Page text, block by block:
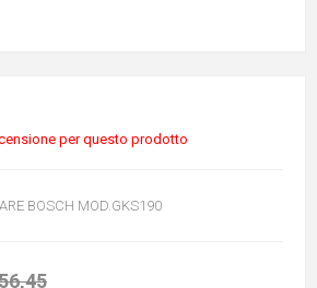
per questo prodotto
BOSCH MOD.GKS190